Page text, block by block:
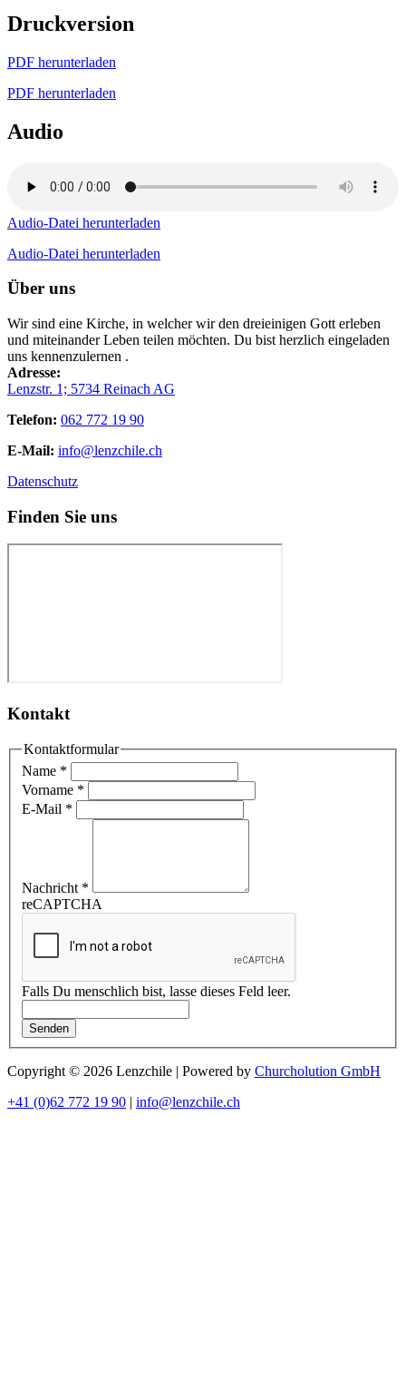
Druckversion
PDF herunterladen
PDF herunterladen
Audio
Audio-Datei herunterladen
Audio-Datei herunterladen
Über uns
Wir sind eine Kirche, in welcher wir den dreieinigen Gott erleben
und miteinander Leben teilen möchten. Du bist herzlich eingeladen
uns kennenzulernen .
Adresse:
Lenzstr. 1; 5734 Reinach AG
Telefon: 062 772 19 90
E-Mail: info@lenzchile.ch
Datenschutz
Finden Sie uns
Kontakt
Kontaktformular
Name *
Vorname *
E-Mail *
Nachricht *
reCAPTCHA
Falls Du menschlich bist, lasse dieses Feld leer.
Senden
Copyright © 2026 Lenzchile | Powered by Churcholution GmbH
+41 (0)62 772 19 90 | info@lenzchile.ch